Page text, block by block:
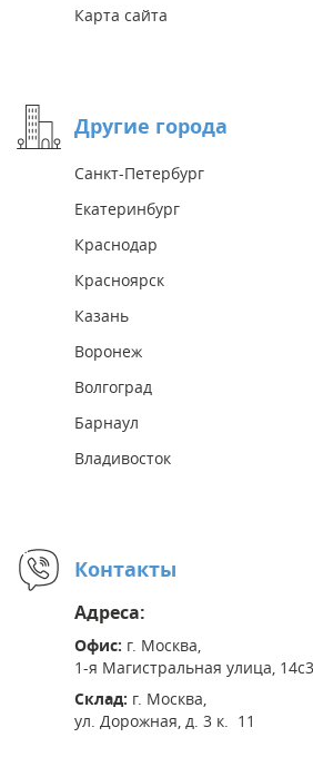
Карта сайта
Другие города
Санкт-Петербург
Екатеринбург
Краснодар
Красноярск
Казань
Воронеж
Волгоград
Барнаул
Владивосток
Контакты
Адреса:
Офис: г. Москва,
1-я Магистральная улица,
Склад: г. Москва,
ул. Дорожная, д. 3 к. 11